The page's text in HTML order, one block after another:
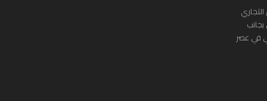
في عصر